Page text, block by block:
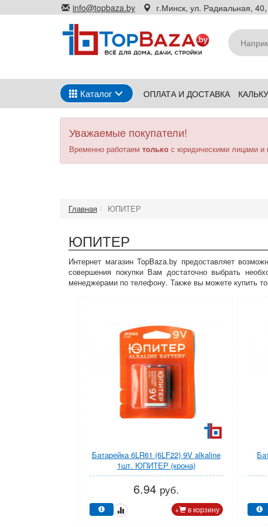
к
info@topbaza.by г.Минск, ул. Радиальная,
Каталог ОПЛАТА И ДОСТАВКА
Уважаемые покупатели!
Временно работаем только с юридическими лицами и
Главная ЮПИТЕР
ЮПИТЕР
Интернет магазин TopBaza.by предоставляет
совершения покупки Вам достаточно выбрать
менеджерами по телефону. Также вы можете купить
Батарейка 6LR61 (6LF22) 9V alkaline
1шт. ЮПИТЕР (крона)
6.94 руб.
+ в корзину